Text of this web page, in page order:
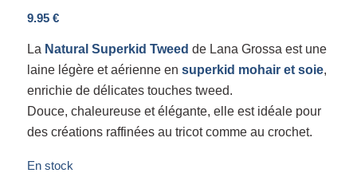
9.95 €
La Natural Superkid Tweed de Lana Grossa est une
laine légère et aérienne en superkid mohair et soie,
enrichie de délicates touches tweed.
Douce, chaleureuse et élégante, elle est idéale pour
des créations raffinées au tricot comme au crochet.
En stock